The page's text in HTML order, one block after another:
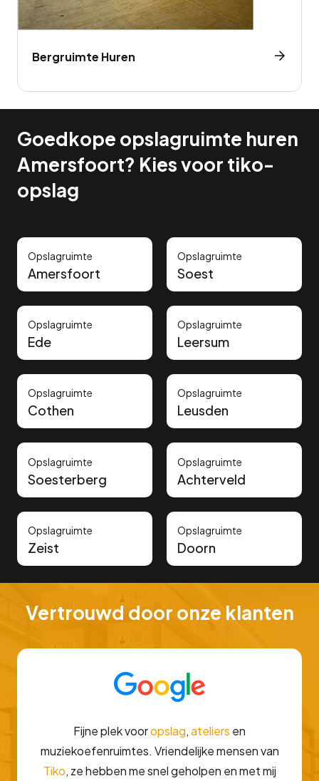
Bergruimte Huren
Goedkope opslagruimte huren
Amersfoort? Kies voor tiko-
opslag
Opslagruimte
Amersfoort
Opslagruimte
Soest
Opslagruimte
Ede
Opslagruimte
Leersum
Opslagruimte
Cothen
Opslagruimte
Leusden
Opslagruimte
Soesterberg
Opslagruimte
Achterveld
Opslagruimte
Zeist
Opslagruimte
Doorn
Vertrouwd door onze klanten
Fijne plek vooropslag,ateliers en
muziekoefenruimtes. Vriendelijke mensen van
Tiko, ze hebben me snel geholpen en met mij